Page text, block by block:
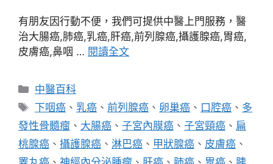
有朋友因行動不便，我們可提供中醫上門服務，醫
治大腸癌,肺癌,乳癌,肝癌,前列腺癌,攝護腺癌,胃癌,
皮膚癌,鼻咽 … 閱讀全文
分
類
中醫百科
標
籤
下咽癌 、 乳癌 、前列腺癌 、 卵巢癌 、 口腔癌 、 多
發性骨髓瘤 、 大腸癌 、 子宮內膜癌 、 子宮頸癌 、 扁
桃腺癌 、 攝護腺癌 、 淋巴癌 、 甲狀腺癌 、 皮膚癌 、